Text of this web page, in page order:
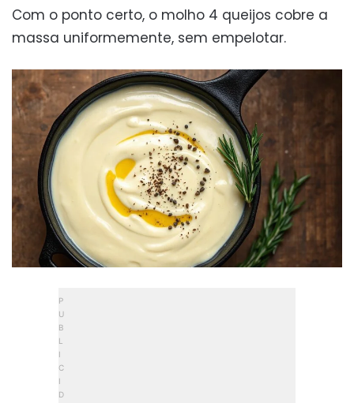
Com o ponto certo, o molho 4 queijos cobre a
massa uniformemente, sem empelotar.